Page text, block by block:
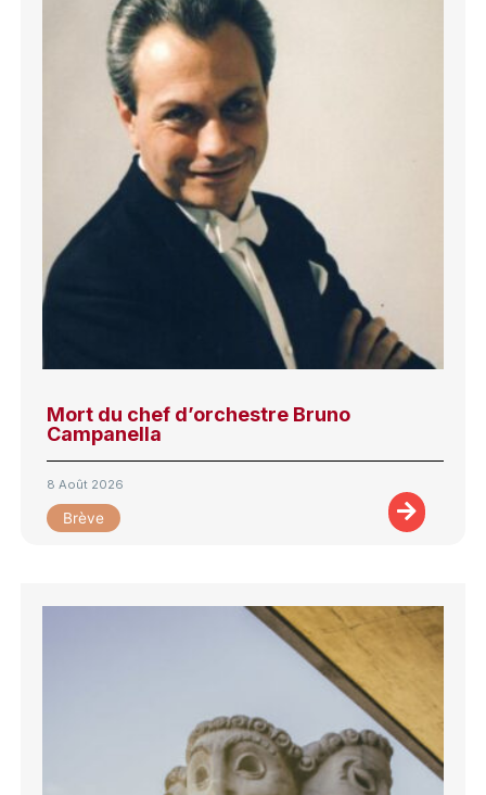
Mort du chef d’orchestre Bruno
Campanella
8 Août 2026
Brève